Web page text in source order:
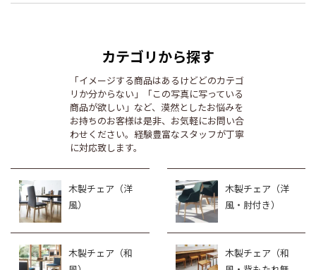
カテゴリから探す
「イメージする商品はあるけどどのカテゴ
リか分からない」「この写真に写っている
商品が欲しい」など、漠然としたお悩みを
お持ちのお客様は是非、お気軽にお問い合
わせください。経験豊富なスタッフが丁寧
に対応致します。
木製チェア（洋
風）
木製チェア（洋
風・肘付き）
木製チェア（和
木製チェア（和